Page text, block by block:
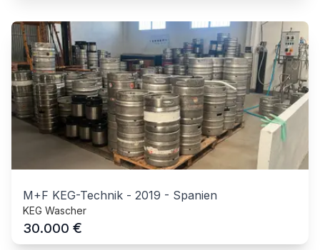
M+F KEG-Technik - 2019 - Spanien
KEG Wascher
30.000 €